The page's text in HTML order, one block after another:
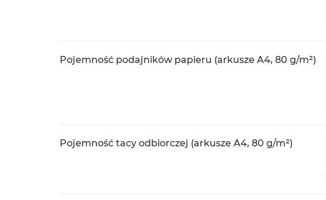
Pojemność podajników papieru (arkusze A4, 80 g/m²)
Pojemność tacy odbiorczej (arkusze A4, 80 g/m²)